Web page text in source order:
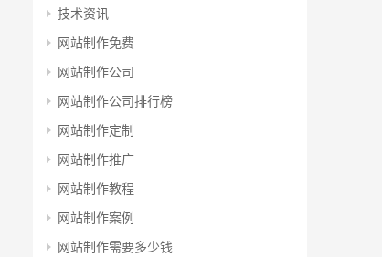
技术资讯
网站制作免费
网站制作公司
网站制作公司排行榜
网站制作定制
网站制作推广
网站制作教程
网站制作案例
网站制作需要多少钱